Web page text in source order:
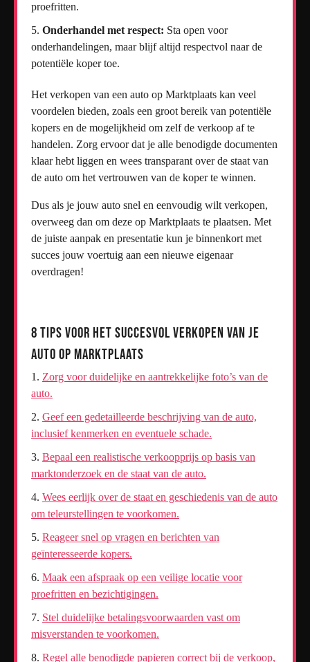
proefritten.
Onderhandel met respect: Sta open voor
onderhandelingen, maar blijf altijd respectvol naar de
potentiële koper toe.
Het verkopen van een auto op Marktplaats kan veel
voordelen bieden, zoals een groot bereik van potentiële
kopers en de mogelijkheid om zelf de verkoop af te
handelen. Zorg ervoor dat je alle benodigde documenten
klaar hebt liggen en wees transparant over de staat van
de auto om het vertrouwen van de koper te winnen.
Dus als je jouw auto snel en eenvoudig wilt verkopen,
overweeg dan om deze op Marktplaats te plaatsen. Met
de juiste aanpak en presentatie kun je binnenkort met
succes jouw voertuig aan een nieuwe eigenaar
overdragen!
8 Tips voor het Succesvol Verkopen van je
Auto op Marktplaats
Zorg voor duidelijke en aantrekkelijke foto’s van de
auto.
Geef een gedetailleerde beschrijving van de auto,
inclusief kenmerken en eventuele schade.
Bepaal een realistische verkoopprijs op basis van
marktonderzoek en de staat van de auto.
Wees eerlijk over de staat en geschiedenis van de auto
om teleurstellingen te voorkomen.
Reageer snel op vragen en berichten van
geïnteresseerde kopers.
Maak een afspraak op een veilige locatie voor
proefritten en bezichtigingen.
Stel duidelijke betalingsvoorwaarden vast om
misverstanden te voorkomen.
Regel alle benodigde papieren correct bij de verkoop,